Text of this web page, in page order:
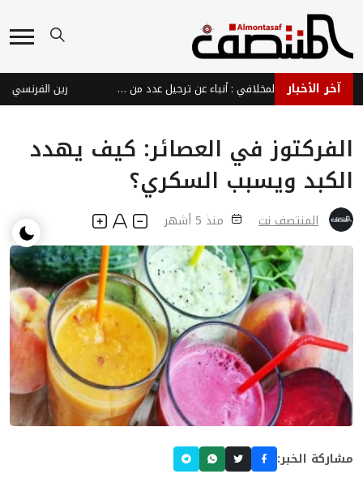
آخر الأخبار بينهم شقيق حمود المخلافي : أنباء عن ترحيل عدد من كوادر الإصلاح من القاهرة بسبب فعالية غير مرخصة رين الفرنسي
الفركتوز في العصائر: كيف يهدد
الكبد ويسبب السكري؟
المنتصف نت منذ 5 أشهر
مشاركة الخبر: